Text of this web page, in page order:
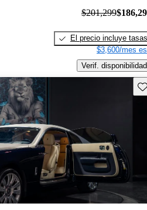
$201,299
El precio incluye tasas
$3,600/mes
Verif. disponibilidad